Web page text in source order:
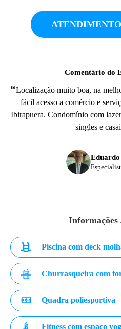
Comentário do
“Localização muito boa, na
fácil acesso a comércio e
Ibirapuera. Condomínio com
singles e
Informações
Piscina com deck
Churrasqueira com
Quadra poliesportiva
Fitness com espaço